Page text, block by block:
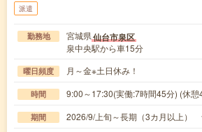
派遣
勤務地 宮城県仙台市泉区
泉中央駅から車15分
曜日頻度 月～金※土日休み！
時間 9:00～17:30(実働:7時間45分) (休
期間 2026/9/上旬～長期（3カ月以上）